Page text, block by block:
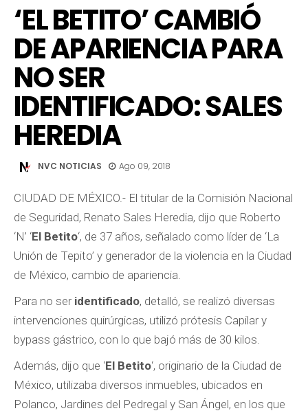
‘EL BETITO’ CAMBIÓ
DE APARIENCIA PARA
NO SER
IDENTIFICADO: SALES
HEREDIA
NVC NOTICIAS Ago 09, 2018
CIUDAD DE MÉXICO.- El titular de la Comisión Nacional
de Seguridad, Renato Sales Heredia, dijo que Roberto
‘N’ ‘El Betito‘, de 37 años, señalado como líder de ‘La
Unión de Tepito’ y generador de la violencia en la Ciudad
de México, cambio de apariencia.
Para no ser identificado, detalló, se realizó diversas
intervenciones quirúrgicas, utilizó prótesis Capilar y
bypass gástrico, con lo que bajó más de 30 kilos.
Además, dijo que ‘El Betito‘, originario de la Ciudad de
México, utilizaba diversos inmuebles, ubicados en
Polanco, Jardines del Pedregal y San Ángel, en los que